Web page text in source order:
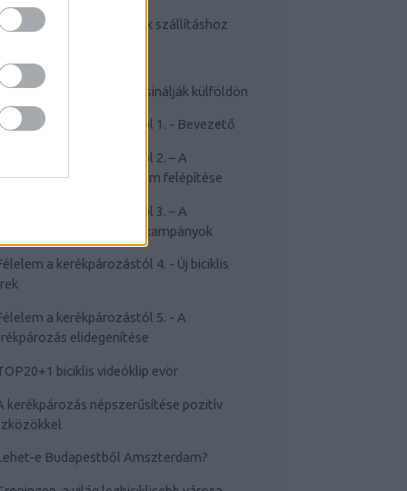
cargo bringák szállításhoz
Cyclechic.hu on tour: Így csinálják külföldön
a kerékpározástól 1. - Bevezető
Félelem a kerékpározástól 2. – A
való félelem felépítése
Félelem a kerékpározástól 3. – A
népszerűsítő kampányok
a kerékpározástól 4. - Új biciklis
a kerékpározástól 5. - A
elidegenítése
biciklis videóklip evör
kerékpározás népszerűsítése pozitív
e Budapestből Amszterdam?